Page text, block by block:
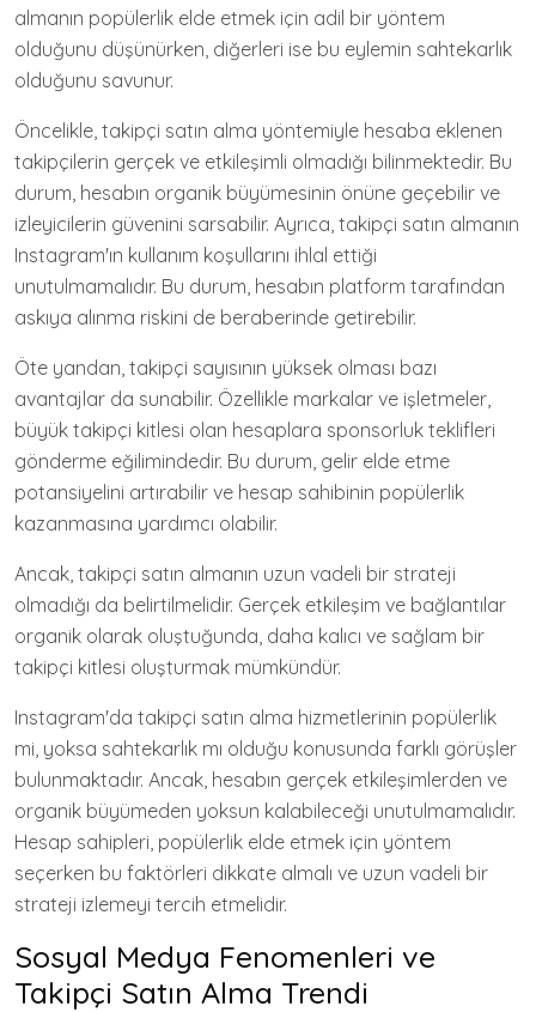
almanın popülerlik elde etmek için adil bir yöntem
olduğunu düşünürken, diğerleri ise bu eylemin sahtekarlık
olduğunu savunur.
Öncelikle, takipçi satın alma yöntemiyle hesaba eklenen
takipçilerin gerçek ve etkileşimli olmadığı bilinmektedir. Bu
durum, hesabın organik büyümesinin önüne geçebilir ve
izleyicilerin güvenini sarsabilir. Ayrıca, takipçi satın almanın
Instagram'ın kullanım koşullarını ihlal ettiği
unutulmamalıdır. Bu durum, hesabın platform tarafından
askıya alınma riskini de beraberinde getirebilir.
Öte yandan, takipçi sayısının yüksek olması bazı
avantajlar da sunabilir. Özellikle markalar ve işletmeler,
büyük takipçi kitlesi olan hesaplara sponsorluk teklifleri
gönderme eğilimindedir. Bu durum, gelir elde etme
potansiyelini artırabilir ve hesap sahibinin popülerlik
kazanmasına yardımcı olabilir.
Ancak, takipçi satın almanın uzun vadeli bir strateji
olmadığı da belirtilmelidir. Gerçek etkileşim ve bağlantılar
organik olarak oluştuğunda, daha kalıcı ve sağlam bir
takipçi kitlesi oluşturmak mümkündür.
Instagram'da takipçi satın alma hizmetlerinin popülerlik
mi, yoksa sahtekarlık mı olduğu konusunda farklı görüşler
bulunmaktadır. Ancak, hesabın gerçek etkileşimlerden ve
organik büyümeden yoksun kalabileceği unutulmamalıdır.
Hesap sahipleri, popülerlik elde etmek için yöntem
seçerken bu faktörleri dikkate almalı ve uzun vadeli bir
strateji izlemeyi tercih etmelidir.
Sosyal Medya Fenomenleri ve
Takipçi Satın Alma Trendi